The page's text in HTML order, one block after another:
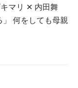
マリ ✕ 内田舞
」 何をしても母親